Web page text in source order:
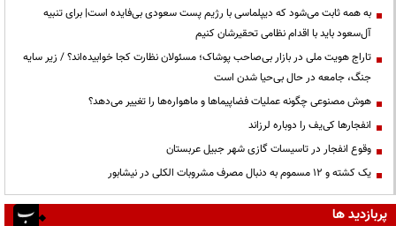
به همه ثابت می‌شود که دیپلماسی با رژیم پست سعودی بی‌فایده است| برای تنبیه
آل‌سعود باید با اقدام نظامی تحقیرشان کنیم
تاراج هویت ملی در بازار بی‌صاحب پوشاک؛ مسئولان نظارت کجا خوابیده‌اند؟ / زیر سایه
جنگ، جامعه در حال بی‌حیا شدن است
هوش مصنوعی چگونه عملیات فضاپیماها و ماهواره‌ها را تغییر می‌دهد؟
انفجارها کی‌یف را دوباره لرزاند
وقوع انفجار در تاسیسات گازی شهر جبیل عربستان
یک کشته و ۱۲ مسموم به دنبال مصرف مشروبات الکلی در نیشابور
پربازدید ها